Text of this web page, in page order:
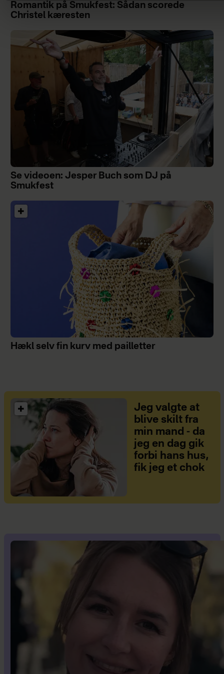
Romantik på Smukfest: Sådan scorede
Christel kæresten
Se videoen: Jesper Buch som DJ på
Smukfest
Hækl selv fin kurv med pailletter
Jeg valgte at
blive skilt fra
min mand - da
jeg en dag gik
forbi hans hus,
fik jeg et chok